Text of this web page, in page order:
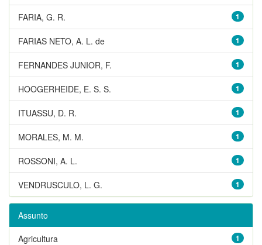
1
FARIA, G. R.
1
FARIAS NETO, A. L. de
1
FERNANDES JUNIOR, F.
1
HOOGERHEIDE, E. S. S.
1
ITUASSU, D. R.
1
MORALES, M. M.
1
ROSSONI, A. L.
1
VENDRUSCULO, L. G.
Assunto
1
Agricultura